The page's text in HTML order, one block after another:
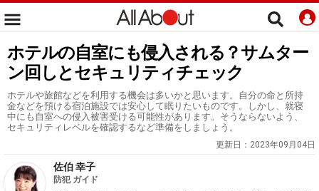
ホテルの自室にも侵入される？サムター
ン回しとセキュリティチェック
ホテルや旅館などを利用する機会は多いかと思います。自分の命と所持
金などを預ける宿泊施設では安心して眠りたいものです。しかし、就寝
中にも自室への侵入被害受ける可能性があります。そうならないよう、
セキュリティレベルを確認するなど準備をしましょう。
更新日： 2023年09月04日
佐伯 幸子
防犯 ガイド